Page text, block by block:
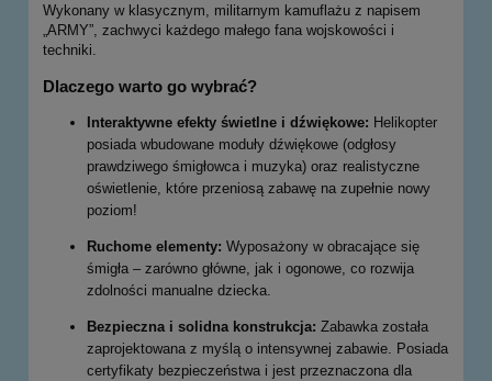
Wykonany w klasycznym, militarnym kamuflażu z napisem
„ARMY”, zachwyci każdego małego fana wojskowości i
techniki.
Dlaczego warto go wybrać?
Interaktywne efekty świetlne i dźwiękowe: Helikopter
posiada wbudowane moduły dźwiękowe (odgłosy
prawdziwego śmigłowca i muzyka) oraz realistyczne
oświetlenie, które przeniosą zabawę na zupełnie nowy
poziom!
Ruchome elementy: Wyposażony w obracające się
śmigła – zarówno główne, jak i ogonowe, co rozwija
zdolności manualne dziecka.
Bezpieczna i solidna konstrukcja: Zabawka została
zaprojektowana z myślą o intensywnej zabawie. Posiada
certyfikaty bezpieczeństwa i jest przeznaczona dla